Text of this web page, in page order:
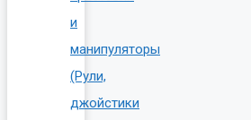
и
манипуляторы
(Рули,
джойстики